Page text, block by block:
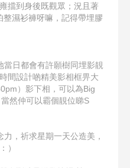
擋到身後既觀眾；況且著
整濕衫褲呀嘛，記得帶埋膠
日都會有許願樹同埋影靚
間設計啲精美影相框畀大
）影下相，可以為Big
然仲可以霸個靚位睇S
，祈求星期一天公造美，
）